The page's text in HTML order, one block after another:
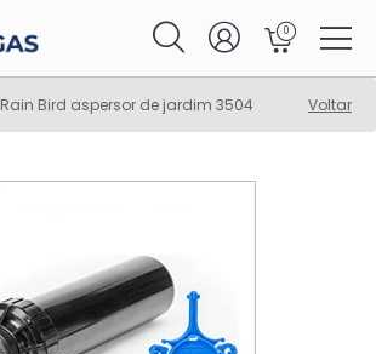
0
Rain Bird aspersor de jardim 3504 Voltar